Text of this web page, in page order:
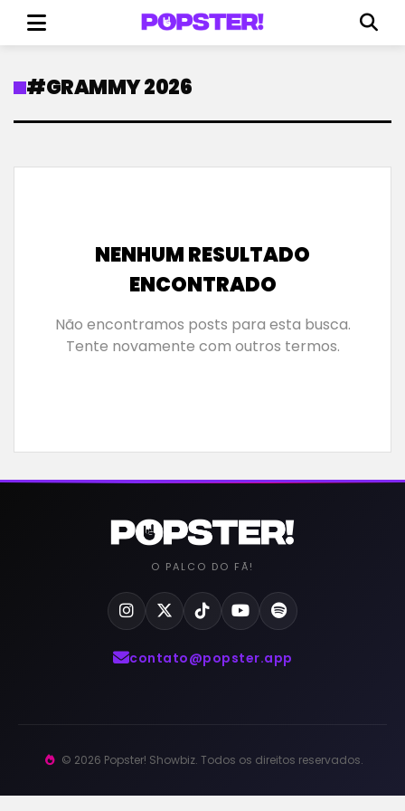
#GRAMMY 2026
NENHUM RESULTADO
ENCONTRADO
Não encontramos posts para esta busca.
Tente novamente com outros termos.
O PALCO DO FÃ!
contato@popster.app
© 2026 Popster! Showbiz. Todos os direitos reservados.